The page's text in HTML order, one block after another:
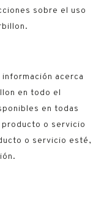
sobre el uso
acerca
en todo el
en todas
producto o servicio
o servicio esté,